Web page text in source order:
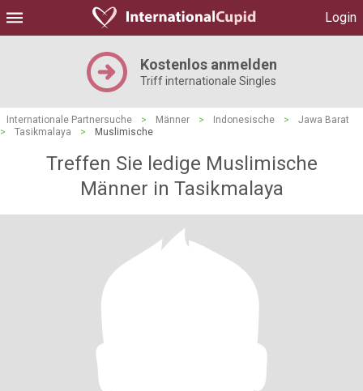
Login
Kostenlos anmelden
Triff internationale Singles
Internationale Partnersuche > Männer > Indonesische >
Jawa Barat
>
Tasikmalaya > Muslimische
Treffen Sie ledige Muslimische
Männer in Tasikmalaya